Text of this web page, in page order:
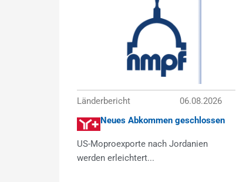
Länderbericht
06.08.2026
Neues Abkommen geschlossen
US-Moproexporte nach Jordanien
werden erleichtert...